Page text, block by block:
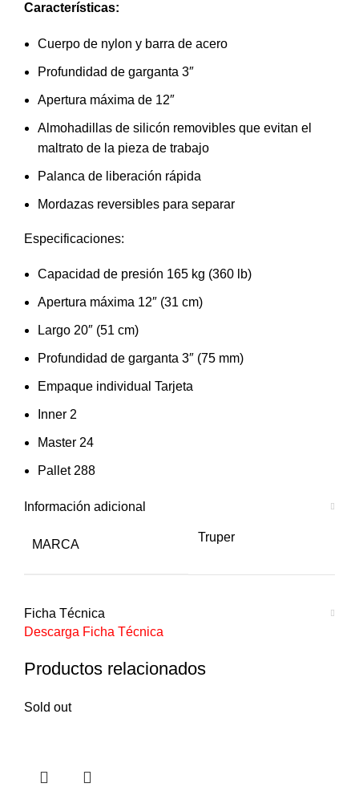
100143
Características:
Cuerpo de nylon y barra de acero
Profundidad de garganta 3″
Apertura máxima de 12″
Almohadillas de silicón removibles que evitan el
maltrato de la pieza de trabajo
Palanca de liberación rápida
Mordazas reversibles para separar
Especificaciones:
Capacidad de presión 165 kg (360 lb)
Apertura máxima 12″ (31 cm)
Largo 20″ (51 cm)
Profundidad de garganta 3″ (75 mm)
Empaque individual Tarjeta
Inner 2
Master 24
Pallet 288
Información adicional
MARCA
Truper
Ficha Técnica
Descarga Ficha Técnica
Productos relacionados
Sold out